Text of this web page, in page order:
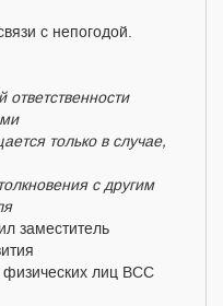
с непогодой.
ответственности
только в случае,
с другим
заместитель
физических лиц ВСС